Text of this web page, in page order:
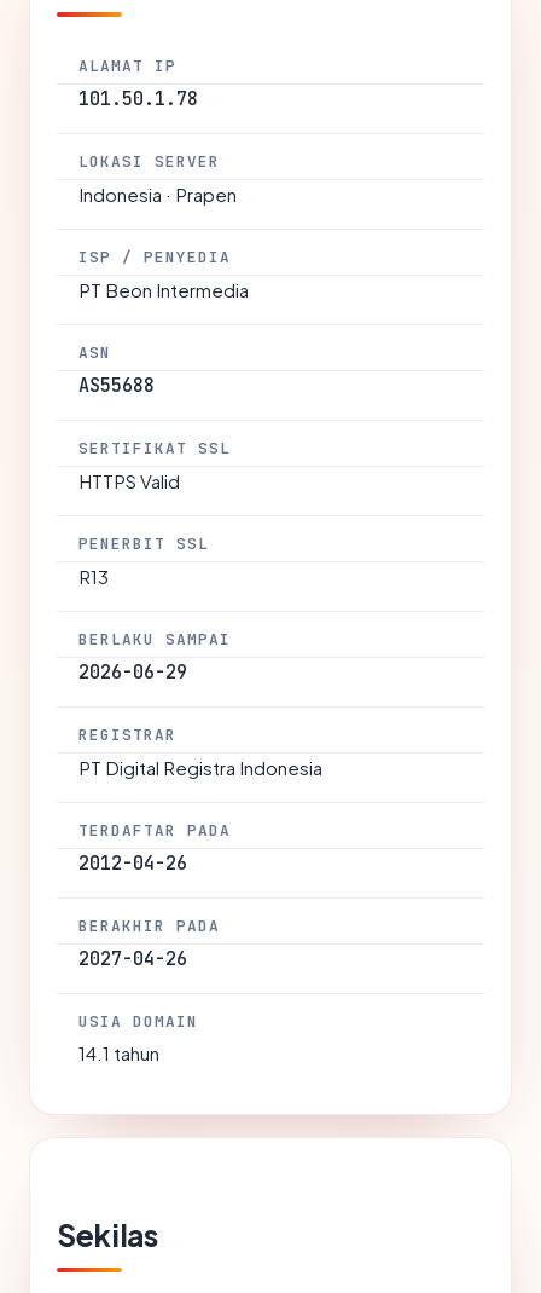
ALAMAT IP
101.50.1.78
LOKASI SERVER
Indonesia · Prapen
ISP / PENYEDIA
PT Beon Intermedia
ASN
AS55688
SERTIFIKAT SSL
HTTPS Valid
PENERBIT SSL
R13
BERLAKU SAMPAI
2026-06-29
REGISTRAR
PT Digital Registra Indonesia
TERDAFTAR PADA
2012-04-26
BERAKHIR PADA
2027-04-26
USIA DOMAIN
14.1 tahun
Sekilas